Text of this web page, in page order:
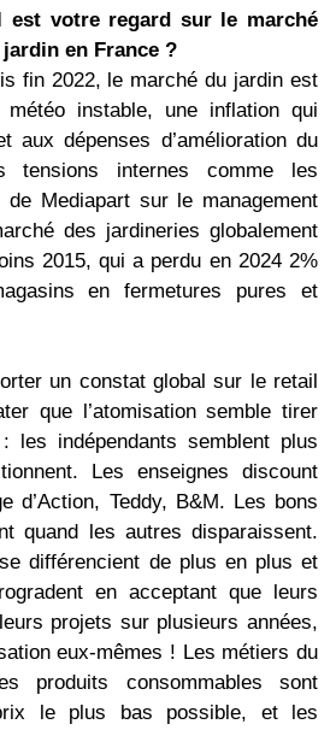
est votre regard sur le marché
en France ?
fin 2022, le marché du jardin est
météo instable, une inflation qui
aux dépenses d’amélioration du
internes comme les
de Mediapart sur le management
des jardineries globalement
2015, qui a perdu en 2024 2%
en fermetures pures et
un constat global sur le retail
que l’atomisation semble tirer
les indépendants semblent plus
Les enseignes discount
d’Action, Teddy, B&M. Les bons
quand les autres disparaissent.
différencient de plus en plus et
en acceptant que leurs
projets sur plusieurs années,
eux-mêmes ! Les métiers du
produits consommables sont
le plus bas possible, et les